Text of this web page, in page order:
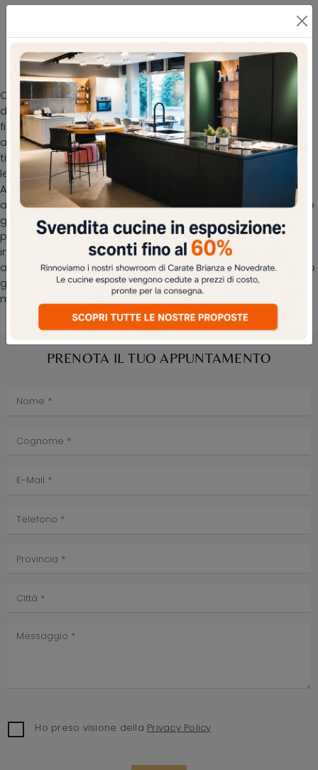
Appendiabiti originale da parete a forma di
matita
Come coordinare i Complementi all’arredamento? Con
diverse proposte di Maconi avrai a disposizione colori e
finiture per esprimere la tua creatività arredativa. I nostri
architetti ti guideranno nella selezione della giusta
tipologia di appendiabiti, in modo che possa completare
le doti di praticità e il valore estetico del locale.
Appendiabiti Matità di Maconi in legno: si fa spazio negli
ambienti domestici dai richiami design, mixando al meglio
grandi doti di praticità e design. Nel nostro showroom
presentiamo mobili e oggetti accessori Maconi: la quasi
infinita gamma di bellissimi Complementi del brand ti
attende. Complementi e appendiabiti design aggiungono
grande valore all’arredo delle nostre case e sono
multifunzionali oltre che belli da vedere.
PRENOTA IL TUO APPUNTAMENTO
Ho preso visione della Privacy Policy